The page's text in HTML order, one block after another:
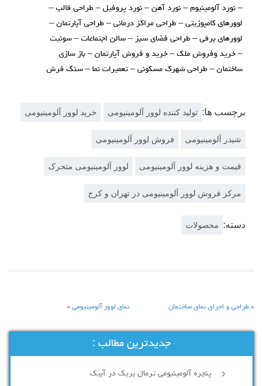
– نورد آلومینیوم – نورد آهن – نورد پروفیل – طراحی قالب –
لوورهای کامپوزیتی – طراحی مراکز درمانی – طراحی آپارتمان –
لوورهای برقی – طراحی فضای سبز – سالن اجتماعات – سوئیت
– خرید وفروش ملک – خرید و فروش آپارتمان – باز سازی
ساختمان – طراحی شهرک مسکونی – تعمیرات نما – سنگ فرش
برچسب ها: تولید کننده لوور آلومینیومی خرید لوور آلومینیومی
شیدر آلومینیومی فروش لوور آلومینیومی
قیمت و هزینه لوور آلومینیومی لوور آلومینیومی متحرک
مرکز فروش لوور آلومینیومی در تهران و کرج
دسته: محصولات
« طراحی و اجرای نمای ساختمان نمای لوور آلومینیومی»
جدیدترین مطالب :
پنجره آلومینیومی ترمال بریک در آبیک